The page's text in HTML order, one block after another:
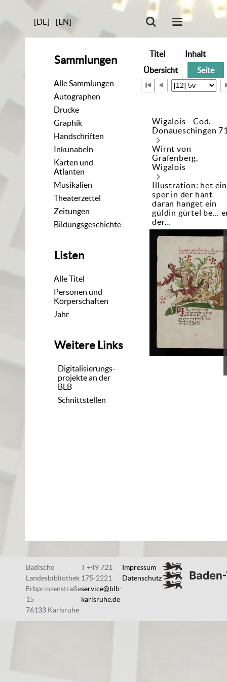
[DE] [EN]
Sammlungen
Alle Sammlungen
Autographen
Drucke
Graphik
Handschriften
Inkunabeln
Karten und
Atlanten
Musikalien
Theaterzettel
Zeitungen
Bildungsgeschichte
Listen
Alle Titel
Personen und
Körperschaften
Jahr
Weitere Links
Digitalisierungs-
projekte an der
BLB
Schnittstellen
Titel
Inhalt
Übersicht
Seite
Wigalois - Cod.
Donaueschingen
Wirnt von
Grafenberg,
Wigalois
Illustration: het ein
sper in der hant
daran hanget ein
güldin gürtel be…
der...
Badische
Landesbibliothek
Erbprinzenstraße
15
76133 Karlsruhe
T +49 721
175-2221
service@blb-
karlsruhe.de
Impressum
Datenschutz